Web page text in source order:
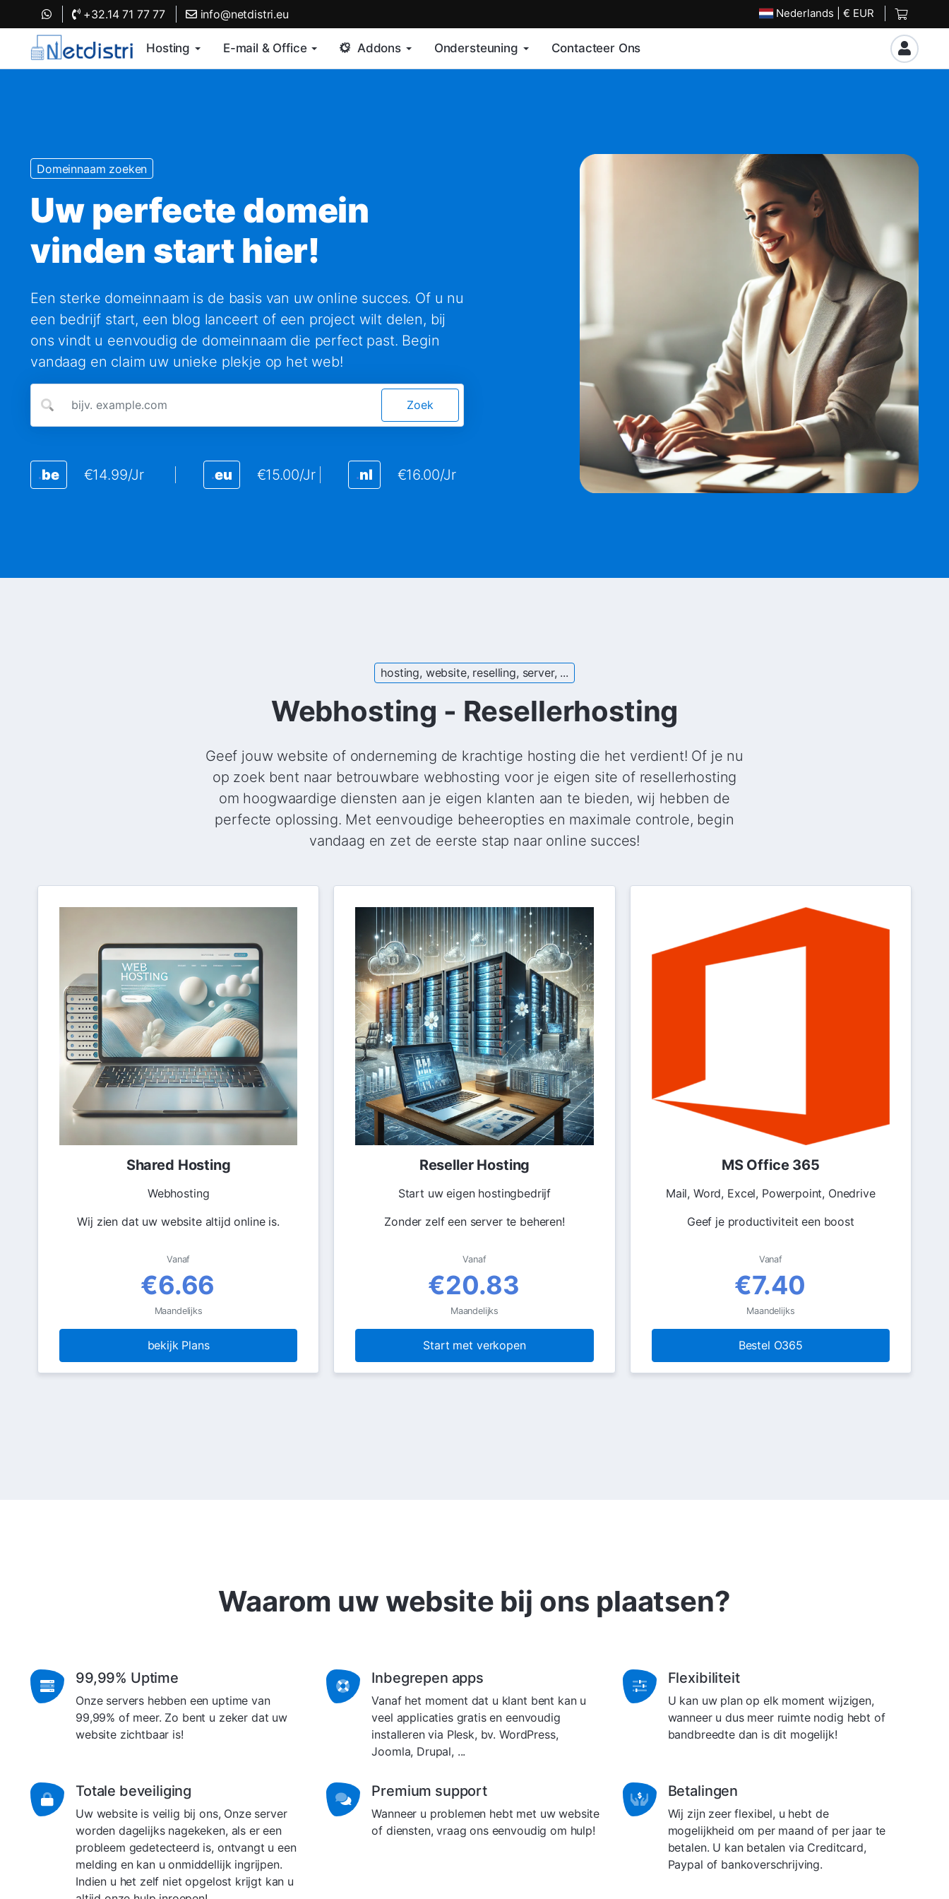
+32.14 71 77 77 info@netdistri.eu Nederlands | € EUR
Hosting E-mail & Office Addons Ondersteuning Contacteer Ons
Domeinnaam zoeken
Uw perfecte domein
vinden start hier!
Een sterke domeinnaam is de basis van uw online succes. Of u nu
een bedrijf start, een blog lanceert of een project wilt delen, bij
ons vindt u eenvoudig de domeinnaam die perfect past. Begin
vandaag en claim uw unieke plekje op het web!
Zoek
.be €14.99/Jr .eu €15.00/Jr .nl €16.00/Jr
hosting, website, reselling, server, ...
Webhosting - Resellerhosting
Geef jouw website of onderneming de krachtige hosting die het verdient! Of je nu
op zoek bent naar betrouwbare webhosting voor je eigen site of resellerhosting
om hoogwaardige diensten aan je eigen klanten aan te bieden, wij hebben de
perfecte oplossing. Met eenvoudige beheeropties en maximale controle, begin
vandaag en zet de eerste stap naar online succes!
Shared Hosting
Webhosting
Wij zien dat uw website altijd online is.
Vanaf
€6.66
Maandelijks
bekijk Plans
Reseller Hosting
Start uw eigen hostingbedrijf
Zonder zelf een server te beheren!
Vanaf
€20.83
Maandelijks
Start met verkopen
MS Office 365
Mail, Word, Excel, Powerpoint, Onedrive
Geef je productiviteit een boost
Vanaf
€7.40
Maandelijks
Bestel O365
Waarom uw website bij ons plaatsen?
99,99% Uptime
Onze servers hebben een uptime van
99,99% of meer. Zo bent u zeker dat uw
website zichtbaar is!
Inbegrepen apps
Vanaf het moment dat u klant bent kan u
veel applicaties gratis en eenvoudig
installeren via Plesk, bv. WordPress,
Joomla, Drupal, ...
Flexibiliteit
U kan uw plan op elk moment wijzigen,
wanneer u dus meer ruimte nodig hebt of
bandbreedte dan is dit mogelijk!
Totale beveiliging
Uw website is veilig bij ons, Onze server
worden dagelijks nagekeken, als er een
probleem gedetecteerd is, ontvangt u een
melding en kan u onmiddellijk ingrijpen.
Indien u het zelf niet opgelost krijgt kan u
Premium support
Wanneer u problemen hebt met uw website
of diensten, vraag ons eenvoudig om hulp!
Betalingen
Wij zijn zeer flexibel, u hebt de
mogelijkheid om per maand of per jaar te
betalen. U kan betalen via Creditcard,
Paypal of bankoverschrijving.